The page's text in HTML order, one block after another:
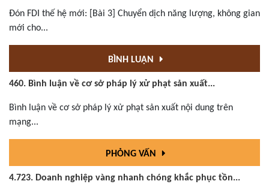
Đón FDI thế hệ mới: [Bài 3] Chuyển dịch năng lượng, không gian
mới cho...
BÌNH LUẬN
460. Bình luận về cơ sở pháp lý xử phạt sản xuất...
Bình luận về cơ sở pháp lý xử phạt sản xuất nội dung trên
mạng...
PHỎNG VẤN
4.723. Doanh nghiệp vàng nhanh chóng khắc phục tồn...